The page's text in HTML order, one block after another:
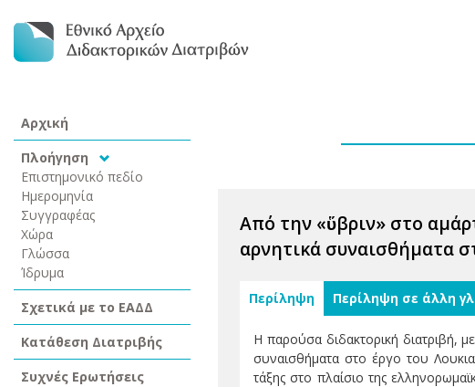
Αρχική
Πλοήγηση
Επιστημονικό πεδίο
Ημερομηνία
Συγγραφέας
Χώρα
Γλώσσα
Ίδρυμα
Σχετικά με το ΕΑΔΔ
Κατάθεση Διατριβής
Συχνές Ερωτήσεις
Από την «ὕβριν» στο
αρνητικά συναισθήματα
Περίληψη Περίληψη σε άλλη
Η παρούσα διδακτορική διατριβή,
συναισθήματα στο έργο του
τάξης στο πλαίσιο της